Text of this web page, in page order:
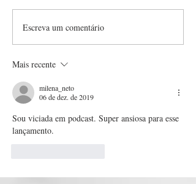
Da Roma Antiga à
Modernidade: A
Italiana Através dos
Séculos
Escreva um comentário
Mais recente
milena_neto
06 de dez. de 2019
Sou viciada em podcast. Super ansiosa para esse
lançamento.